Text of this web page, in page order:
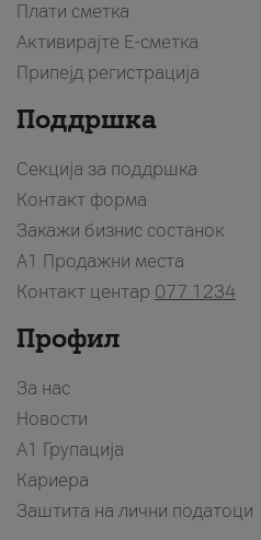
Плати сметка
Активирајте Е-сметка
Припејд регистрација
Поддршка
Секција за поддршка
Контакт форма
Закажи бизнис состанок
A1 Продажни места
Контакт центар 077 1234
Профил
За нас
Новости
А1 Групација
Кариера
Заштита на лични податоци